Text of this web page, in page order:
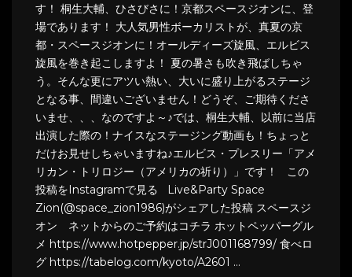
す！ 桐生大輔、ひさびさに！京都スペースジオンに、登
場であります！ 大人気男性ボーカリストが、真夏の京
都・スペースジオンに！オールディーズ旋風、エルビス
旋風を巻き起こしますよ！ 夏の暑さも吹き飛ばしちゃ
う。そんな更にアツい熱い、大いに盛り上がるステージ
となる事、間違いございません！どうぞ、ご期待くださ
いませ、、、なのですよ～♪では、桐生大輔、以前に当店
出演した際の！ナイスなステージング動画も！ちょっと
だけお見せしちゃいますね♪エルビス・プレスリー「アメ
リカン・トリロジー（アメリカの祈り）」です！ この
投稿をInstagramで見る Live&Party Space
Zion(@space_zion1986)がシェアした投稿 スペースジ
オン ネットからのご予約はコチラ ホットペッパーグル
メ https://www.hotpepper.jp/strJ001168799/ 食べロ
グ https://tabelog.com/kyoto/A2601 …